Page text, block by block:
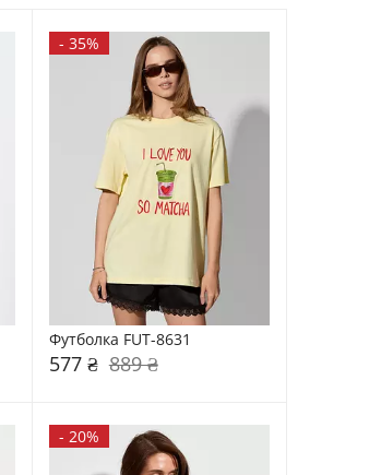
- 35%
Футболка FUT-8631
577 ₴ 889 ₴
- 20%